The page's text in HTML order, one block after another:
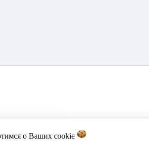
о Ваших cookie
КаталогИмпорт объявлений